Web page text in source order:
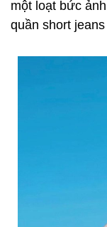
một loạt bức
quần short